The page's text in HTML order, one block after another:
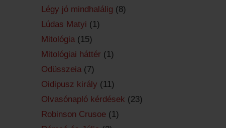
Légy jó mindhalálig (8)
Lúdas Matyi (1)
Mitológia (15)
Mitológiai háttér (1)
Odüsszeia (7)
Oidipusz király (11)
Olvasónapló kérdések (23)
Robinson Crusoe (1)